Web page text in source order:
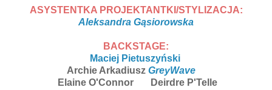
ASYSTENTKA PROJEKTANTKI/STYLIZACJA:
Aleksandra Gąsiorowska
BACKSTAGE:
Maciej Pietuszyński
Archie Arkadiusz GreyWave
Elaine O'Connor
Deirdre P'Telle